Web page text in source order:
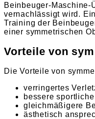
Beinbeuger-
vernachlässigt wird.
Training der
einer symmetrischen
Vorteile von
Die Vorteile von
verringertes
bessere
gleichmäßigere
ästhetisch